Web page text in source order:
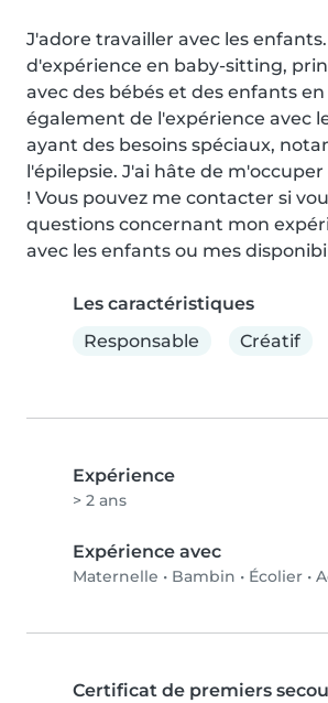
J'adore travailler avec les enfants.
d'expérience en baby-sitting,
avec des bébés et des enfants en
également de l'expérience avec
ayant des besoins spéciaux,
l'épilepsie. J'ai hâte de
! Vous pouvez me contacter si
questions concernant mon
avec les enfants ou mes
Les caractéristiques
Responsable
Créatif
Expérience
> 2 ans
Expérience avec
Maternelle • Bambin • Écolier •
Certificat de premiers